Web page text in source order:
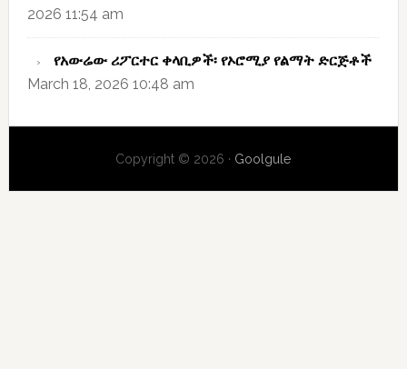
2026 11:54 am
የአውሬው ሪፖርተር ቀላቢዎች፡ የኦሮሚያ የልማት ድርጅቶች
March 18, 2026 10:48 am
Copyright © 2026 · Goolgule